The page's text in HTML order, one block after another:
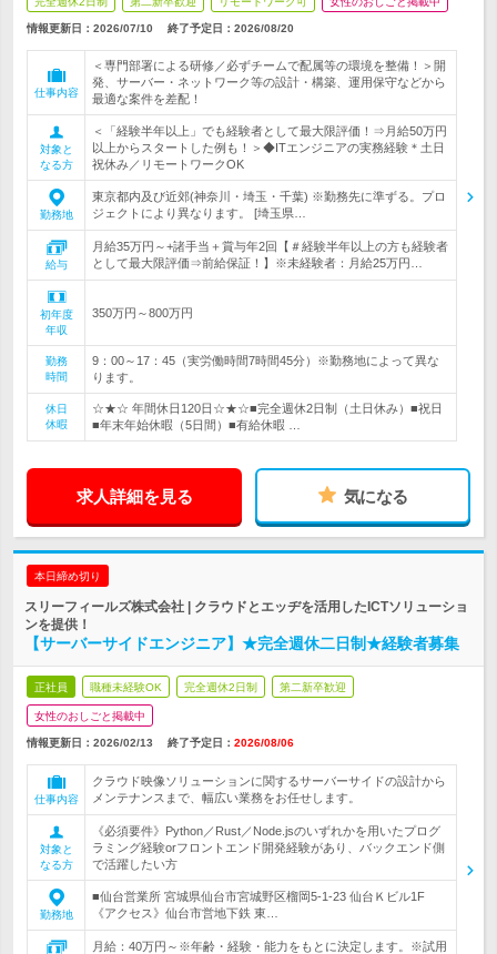
情報更新日：2026/07/10 終了予定日： 2026/08/20
仕事内容
＜専門部署による研修／必ずチームで配属等の環境を整備！＞開
発、サーバー・ネットワーク等の設計・構築、運用保守などから
最適な案件を差配！
対象と
なる方
＜「経験半年以上」でも経験者として最大限評価！⇒月給50万円
以上からスタートした例も！＞◆ITエンジニアの実務経験＊土日
祝休み／リモートワークOK
勤務地
東京都内及び近郊(神奈川・埼玉・千葉) ※勤務先に準ずる。プロ
ジェクトにより異なります。 [埼玉県…
給与
月給35万円～+諸手当＋賞与年2回【＃経験半年以上の方も経験者
として最大限評価⇒前給保証！】※未経験者：月給25万円…
初年度
年収
350万円～800万円
勤務
時間
9：00～17：45（実労働時間7時間45分）※勤務地によって異な
ります。
休日
休暇
☆★☆ 年間休日120日☆★☆■完全週休2日制（土日休み）■祝日
■年末年始休暇（5日間）■有給休暇 …
求人詳細を見る 気になる
本日締め切り
スリーフィールズ株式会社 | クラウドとエッヂを活用したICTソリューショ
ンを提供！
【サーバーサイドエンジニア】★完全週休二日制★経験者募集
正社員 職種未経験OK 完全週休2日制 第二新卒歓迎
女性のおしごと掲載中
情報更新日：2026/02/13 終了予定日： 2026/08/06
仕事内容
クラウド映像ソリューションに関するサーバーサイドの設計から
メンテナンスまで、幅広い業務をお任せします。
対象と
なる方
《必須要件》Python／Rust／Node.jsのいずれかを用いたプログ
ラミング経験orフロントエンド開発経験があり、バックエンド側
で活躍したい方
勤務地
■仙台営業所 宮城県仙台市宮城野区榴岡5-1-23 仙台Ｋビル1F
《アクセス》仙台市営地下鉄 東…
月給：40万円～※年齢・経験・能力をもとに決定します。※試用